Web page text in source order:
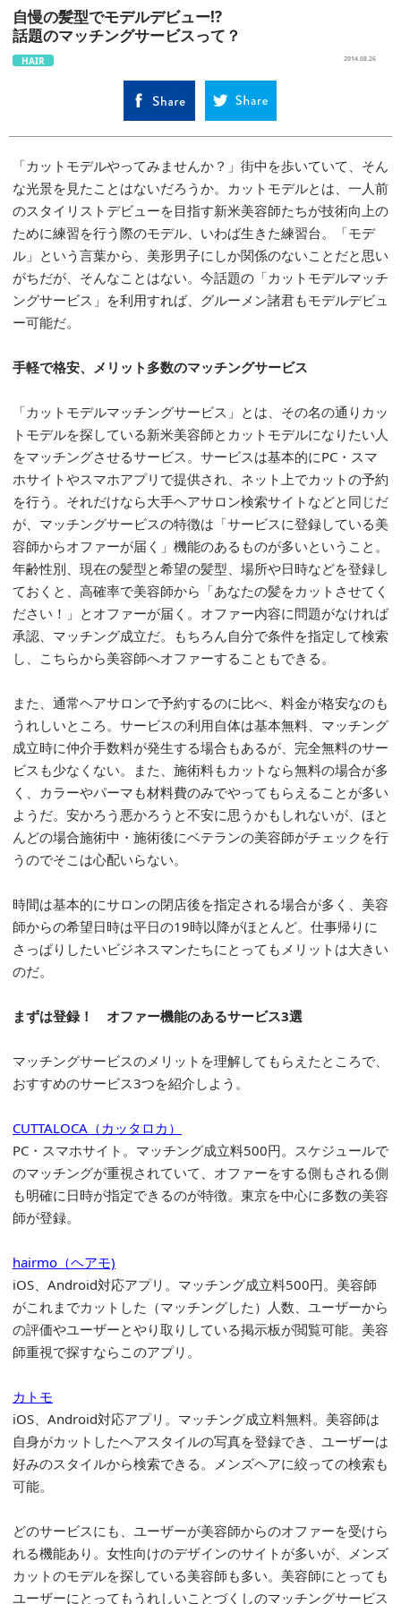
自慢の髪型でモデルデビュー!?
話題のマッチングサービスって？
HAIR 2014.08.26
「カットモデルやってみませんか？」街中を歩いていて、そん
な光景を見たことはないだろうか。カットモデルとは、一人前
のスタイリストデビューを目指す新米美容師たちが技術向上の
ために練習を行う際のモデル、いわば生きた練習台。「モデ
ル」という言葉から、美形男子にしか関係のないことだと思い
がちだが、そんなことはない。今話題の「カットモデルマッチ
ングサービス」を利用すれば、グルーメン諸君もモデルデビュ
ー可能だ。
手軽で格安、メリット多数のマッチングサービス
「カットモデルマッチングサービス」とは、その名の通りカッ
トモデルを探している新米美容師とカットモデルになりたい人
をマッチングさせるサービス。サービスは基本的にPC・スマ
ホサイトやスマホアプリで提供され、ネット上でカットの予約
を行う。それだけなら大手ヘアサロン検索サイトなどと同じだ
が、マッチングサービスの特徴は「サービスに登録している美
容師からオファーが届く」機能のあるものが多いということ。
年齢性別、現在の髪型と希望の髪型、場所や日時などを登録し
ておくと、高確率で美容師から「あなたの髪をカットさせてく
ださい！」とオファーが届く。オファー内容に問題がなければ
承認、マッチング成立だ。もちろん自分で条件を指定して検索
し、こちらから美容師へオファーすることもできる。
また、通常ヘアサロンで予約するのに比べ、料金が格安なのも
うれしいところ。サービスの利用自体は基本無料、マッチング
成立時に仲介手数料が発生する場合もあるが、完全無料のサー
ビスも少なくない。また、施術料もカットなら無料の場合が多
く、カラーやパーマも材料費のみでやってもらえることが多い
ようだ。安かろう悪かろうと不安に思うかもしれないが、ほと
んどの場合施術中・施術後にベテランの美容師がチェックを行
うのでそこは心配いらない。
時間は基本的にサロンの閉店後を指定される場合が多く、美容
師からの希望日時は平日の19時以降がほとんど。仕事帰りに
さっぱりしたいビジネスマンたちにとってもメリットは大きい
のだ。
まずは登録！ オファー機能のあるサービス3選
マッチングサービスのメリットを理解してもらえたところで、
おすすめのサービス3つを紹介しよう。
CUTTALOCA（カッタロカ）
PC・スマホサイト。マッチング成立料500円。スケジュールで
のマッチングが重視されていて、オファーをする側もされる側
も明確に日時が指定できるのが特徴。東京を中心に多数の美容
師が登録。
hairmo（ヘアモ)
iOS、Android対応アプリ。マッチング成立料500円。美容師
がこれまでカットした（マッチングした）人数、ユーザーから
の評価やユーザーとやり取りしている掲示板が閲覧可能。美容
師重視で探すならこのアプリ。
カトモ
iOS、Android対応アプリ。マッチング成立料無料。美容師は
自身がカットしたヘアスタイルの写真を登録でき、ユーザーは
好みのスタイルから検索できる。メンズヘアに絞っての検索も
可能。
どのサービスにも、ユーザーが美容師からのオファーを受けら
れる機能あり。女性向けのデザインのサイトが多いが、メンズ
カットのモデルを探している美容師も多い。美容師にとっても
ユーザーにとってもうれしいことづくしのマッチングサービス